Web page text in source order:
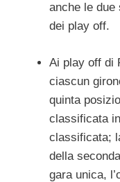
anche le due
dei play off.
Ai play off di
ciascun
quinta
classificata
classificata;
della
gara unica,